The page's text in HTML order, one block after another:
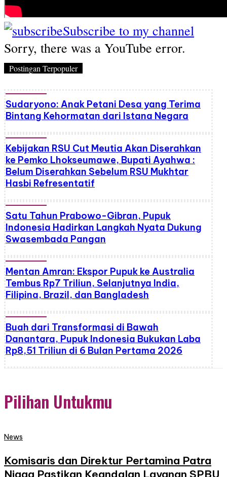
Subscribe to my channel
Sorry, there was a YouTube error.
Postingan Terpopuler
Sudaryono: Anak Petani Desa yang Terima
Bintang Kehormatan dari Istana Negara
Kebijakan RSU Cut Meutia Akan Diserahkan
ke Pemko Lhokseumawe, Bupati Ayahwa :
Belum Diserahkan Sebelum RSU Mukhtar
Hasbi Refresentatif
Satu Tahun Prabowo-Gibran, Pupuk
Indonesia Hadirkan Langkah Nyata Dukung
Swasembada Pangan
Mentan Amran: Ekspor Pupuk ke Australia
Tembus Rp7 Triliun, Selanjutnya India,
Filipina, Brazil, dan Bangladesh
Buah dari Transformasi di Bawah
Danantara, Pupuk Indonesia Bukukan Laba
Rp8,51 Triliun di 6 Bulan Pertama 2026
Pilihan Untukmu
News
Komisaris dan Direktur Pertamina Patra